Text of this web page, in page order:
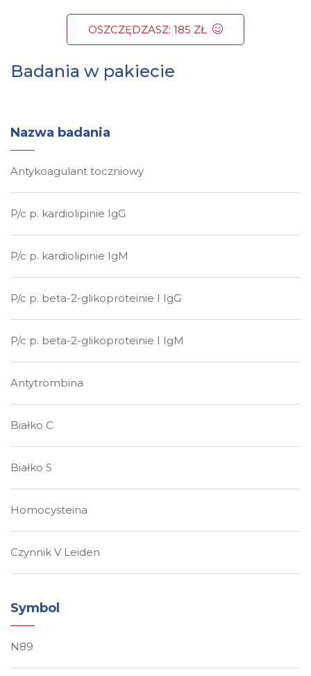
OSZCZĘDZASZ: 185 ZŁ
Badania w pakiecie
Nazwa badania
Antykoagulant toczniowy
P/c p. kardiolipinie IgG
P/c p. kardiolipinie IgM
P/c p. beta-2-glikoproteinie I IgG
P/c p. beta-2-glikoproteinie I IgM
Antytrombina
Białko C
Białko S
Homocysteina
Czynnik V Leiden
Symbol
N89